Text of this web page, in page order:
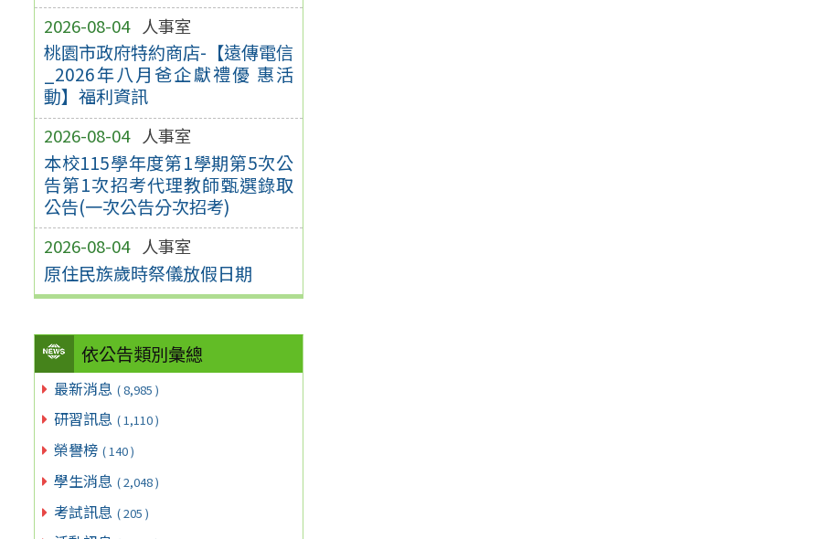
2026-08-04 人事室
桃園市政府特約商店-【遠傳電信
_2026年八月爸企獻禮優 惠活
動】福利資訊
2026-08-04 人事室
本校115學年度第1學期第5次公
告第1次招考代理教師甄選錄取
公告(一次公告分次招考)
2026-08-04 人事室
原住民族歲時祭儀放假日期
依公告類別彙總
最新消息 ( 8,985 )
研習訊息 ( 1,110 )
榮譽榜 ( 140 )
學生消息 ( 2,048 )
考試訊息 ( 205 )